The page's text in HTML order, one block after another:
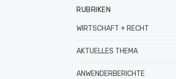
RUBRIKEN
WIRTSCHAFT + RECHT
AKTUELLES THEMA
ANWENDERBERICHTE